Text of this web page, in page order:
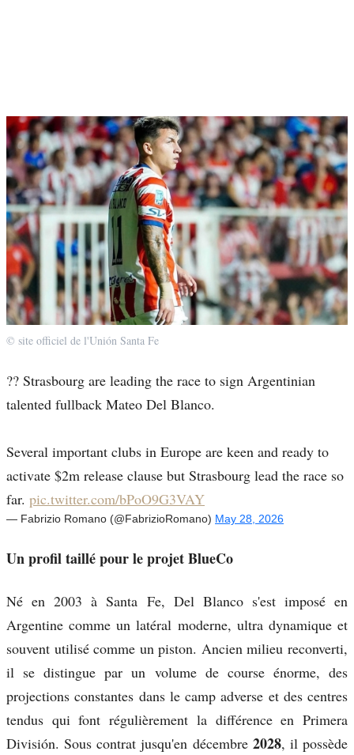
© site officiel de l'Unión Santa Fe
?? Strasbourg are leading the race to sign Argentinian
talented fullback Mateo Del Blanco.
Several important clubs in Europe are keen and ready to
activate $2m release clause but Strasbourg lead the race so
far. pic.twitter.com/bPoO9G3VAY
— Fabrizio Romano (@FabrizioRomano) May 28, 2026
Un profil taillé pour le projet BlueCo
Né en 2003 à Santa Fe, Del Blanco s'est imposé en
Argentine comme un latéral moderne, ultra dynamique et
souvent utilisé comme un piston. Ancien milieu reconverti,
il se distingue par un volume de course énorme, des
projections constantes dans le camp adverse et des centres
tendus qui font régulièrement la différence en Primera
División. Sous contrat jusqu'en décembre 2028, il possède